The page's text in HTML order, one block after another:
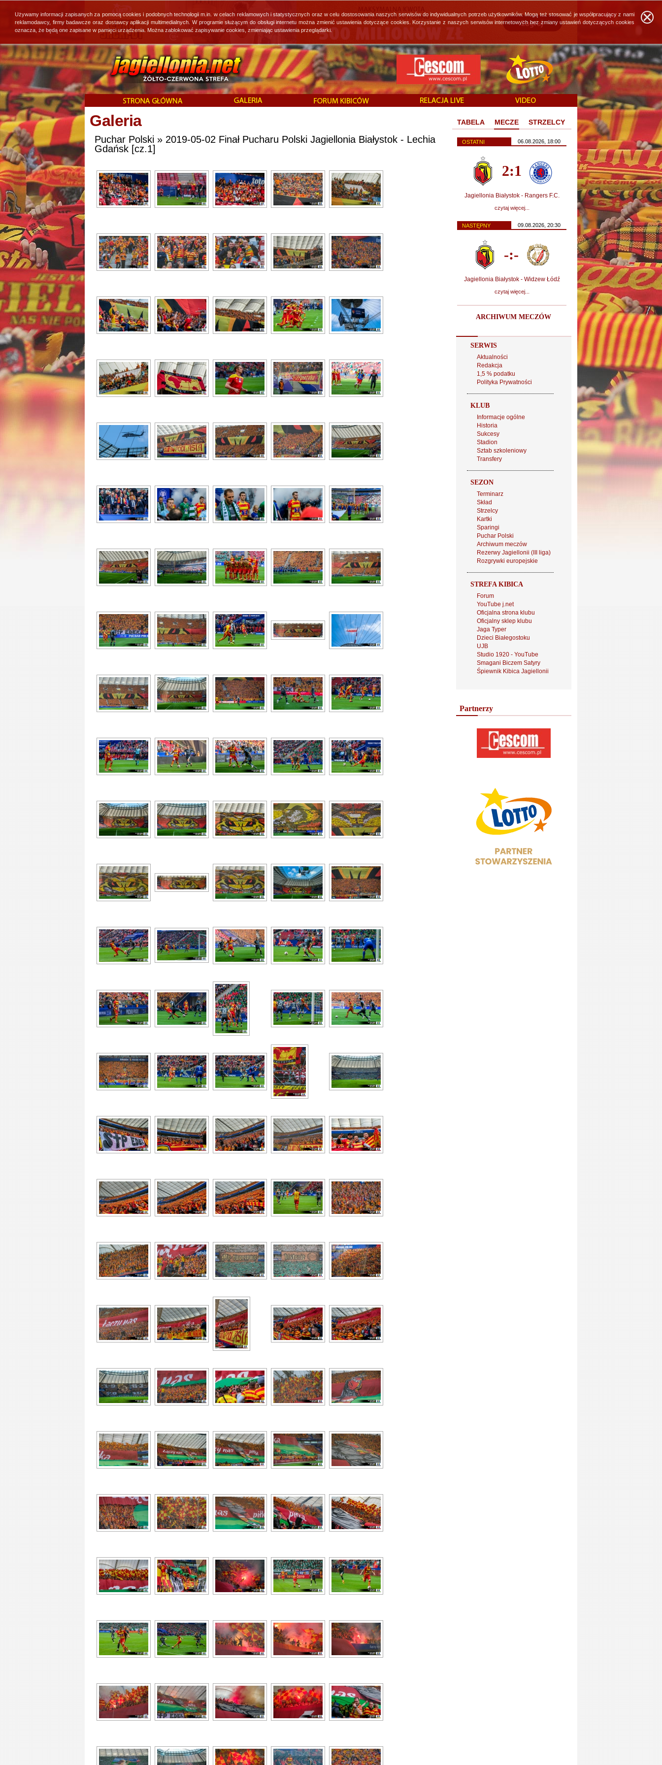
Galeria
Puchar Polski » 2019-05-02 Finał Pucharu Polski Jagiellonia Białystok - Lechia
Gdańsk [cz.1]
TABELA MECZE STRZELCY
OSTATNI 06.08.2026, 18:00
2:1
Jagiellonia Białystok - Rangers F.C.
czytaj więcej...
NASTĘPNY 09.08.2026, 20:30
-:-
Jagiellonia Białystok - Widzew Łódź
czytaj więcej...
ARCHIWUM MECZÓW
SERWIS
Aktualności
Redakcja
1,5 % podatku
Polityka Prywatności
KLUB
Informacje ogólne
Historia
Sukcesy
Stadion
Sztab szkoleniowy
Transfery
SEZON
Terminarz
Skład
Strzelcy
Kartki
Sparingi
Puchar Polski
Archiwum meczów
Rezerwy Jagiellonii (III liga)
Rozgrywki europejskie
STREFA KIBICA
Forum
YouTube j.net
Oficjalna strona klubu
Oficjalny sklep klubu
Jaga Typer
Dzieci Białegostoku
UJB
Studio 1920 - YouTube
Smagani Biczem Satyry
Śpiewnik Kibica Jagiellonii
Partnerzy
Używamy informacji zapisanych za pomocą cookies i podobnych technologii m.in. w celach reklamowych i statystycznych oraz w celu dostosowania naszych serwisów do indywidualnych potrzeb użytkowników. Mogą też stosować je współpracujący z nami
reklamodawcy, firmy badawcze oraz dostawcy aplikacji multimedialnych. W programie służącym do obsługi internetu można zmienić ustawienia dotyczące cookies. Korzystanie z naszych serwisów internetowych bez zmiany ustawień dotyczących cookies
oznacza, że będą one zapisane w pamięci urządzenia. Można zablokować zapisywanie cookies, zmieniając ustawienia przeglądarki.